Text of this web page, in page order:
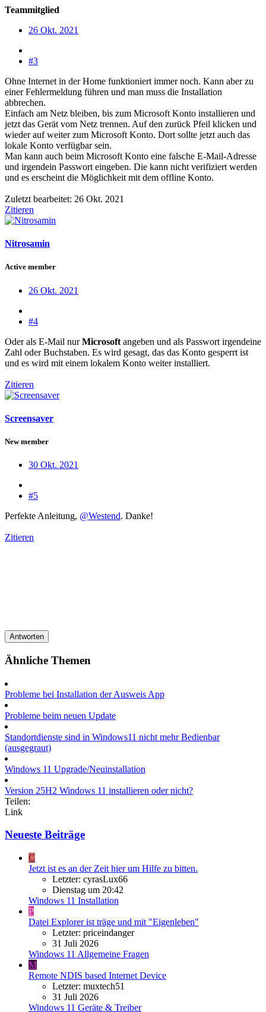
Teammitglied
26 Okt. 2021
#3
Ohne Internet in der Home funktioniert immer noch. Kann aber zu
einer Fehlermeldung führen und man muss die Installation
abbrechen.
Einfach am Netz bleiben, bis zum Microsoft Konto installieren und
jetzt das Gerät vom Netz trennen. Auf den zurück Pfeil klicken und
wieder auf weiter zum Microsoft Konto. Dort sollte jetzt auch das
lokale Konto verfügbar sein.
Man kann auch beim Microsoft Konto eine falsche E-Mail-Adresse
und irgendein Passwort eingeben. Die kann nicht verifiziert werden
und es erscheint die Möglichkeit mit dem offline Konto.
Zuletzt bearbeitet: 26 Okt. 2021
Zitieren
Nitrosamin
Active member
26 Okt. 2021
#4
Oder als E-Mail nurMicrosoft angeben und als Passwort irgendeine
Zahl oder Buchstaben. Es wird gesagt, das das Konto gesperrt ist
und es wird mit einem lokalem Konto weiter installiert.
Zitieren
Screensaver
New member
30 Okt. 2021
#5
Perfekte Anleitung, @Westend. Danke!
Zitieren
Antworten
Ähnliche Themen
Probleme bei Installation der Ausweis App
Probleme beim neuen Update
Standortdienste sind in Windows11 nicht mehr Bedienbar
(ausgegraut)
Windows 11 Upgrade/Neuinstallation
Version 25H2 Windows 11 installieren oder nicht?
Teilen:
Link
Neueste Beiträge
C
Jetzt ist es an der Zeit hier um Hilfe zu bitten.
Letzter: cyrasLux66
Dienstag um 20:42
Windows 11 Installation
P
Datei Explorer ist träge und mit "Eigenleben"
Letzter: priceindanger
31 Juli 2026
Windows 11 Allgemeine Fragen
M
Remote NDIS based Internet Device
Letzter: muxtech51
31 Juli 2026
Windows 11 Geräte & Treiber